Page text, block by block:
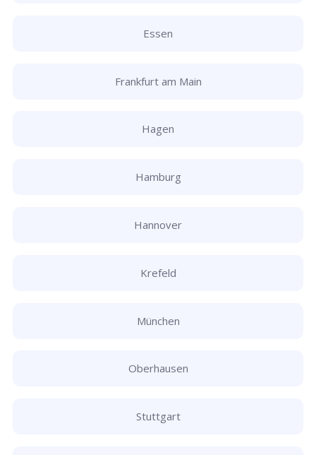
Essen
Frankfurt am Main
Hagen
Hamburg
Hannover
Krefeld
München
Oberhausen
Stuttgart